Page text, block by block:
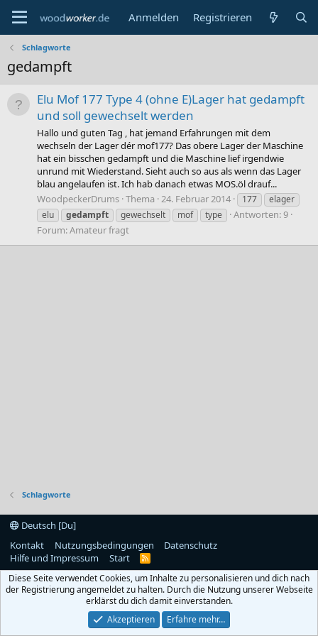
Anmelden Registrieren
Schlagworte
gedampft
Elu Mof 177 Type 4 (ohne E)Lager hat gedampft
und soll gewechselt werden
Hallo und guten Tag , hat jemand Erfahrungen mit dem
wechseln der Lager dér mof177? Das obere Lager der Maschine
hat ein bisschen gedampft und die Maschine lief irgendwie
unrund mit Wiederstand. Sieht auch so aus als wenn das Lager
blau angelaufen ist. Ich hab danach etwas MOS.öl drauf...
WoodpeckerDrums Thema 24. Februar 2014 177
elager
elu
gedampft gewechselt mof type
Antworten: 9
Forum:Amateur fragt
Schlagworte
Deutsch [Du]
Kontakt
Nutzungsbedingungen
Datenschutz
Hilfe und Impressum
Start
R
S
Diese Seite verwendet Cookies, um Inhalte zu personalisieren und dich nach
der Registrierung angemeldet zu halten. Durch die Nutzung unserer Webseite
erklärst du dich damit einverstanden.
Akzeptieren
Erfahre mehr…